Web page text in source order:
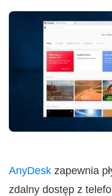
AnyDesk zapewnia
zdalny dostęp z